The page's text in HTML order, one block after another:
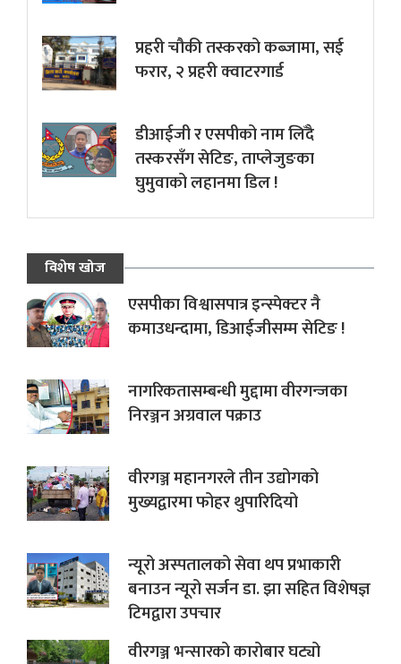
प्रहरी चौकी तस्करको कब्जामा, सई
फरार, २ प्रहरी क्वाटरगार्ड
डीआईजी र एसपीको नाम लिँदै
तस्करसँग सेटिङ, ताप्लेजुङका
घुमुवाको लहानमा डिल !
विशेष खोज
एसपीका विश्वासपात्र इन्स्पेक्टर नै
कमाउधन्दामा, डिआईजीसम्म सेटिङ !
नागरिकतासम्बन्धी मुद्दामा वीरगन्जका
निरञ्जन अग्रवाल पक्राउ
वीरगञ्ज महानगरले तीन उद्योगको
मुख्यद्वारमा फोहर थुपारिदियो
न्यूरो अस्पतालको सेवा थप प्रभाकारी
बनाउन न्यूरो सर्जन डा. झा सहित विशेषज्ञ
टिमद्वारा उपचार
वीरगञ्ज भन्सारको कारोबार घट्यो